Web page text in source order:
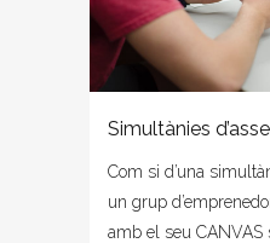
Simultànies
Com si d’una
un grup
amb el seu CANVAS